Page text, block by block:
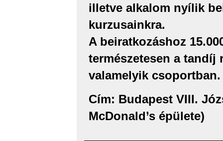
illetve alkalom nyílik
kurzusainkra.
A beiratkozáshoz
természetesen a tandíj
valamelyik csoportban.
Cím: Budapest VIII.
McDonald’s épülete)